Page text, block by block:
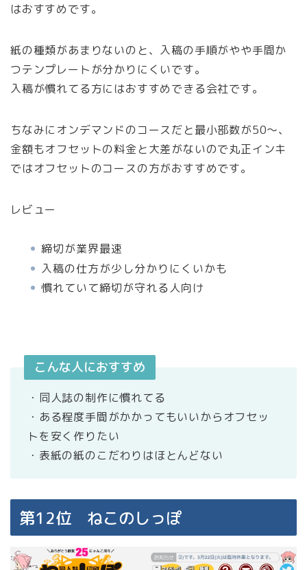
はおすすめです。
紙の種類があまりないのと、入稿の手順がやや手間か
つテンプレートが分かりにくいです。
入稿が慣れてる方にはおすすめできる会社です。
ちなみにオンデマンドのコースだと最小部数が50〜、
金額もオフセットの料金と大差がないので丸正インキ
ではオフセットのコースの方がおすすめです。
レビュー
締切が業界最速
入稿の仕方が少し分かりにくいかも
慣れていて締切が守れる人向け
こんな人におすすめ
・同人誌の制作に慣れてる
・ある程度手間がかかってもいいからオフセッ
トを安く作りたい
・表紙の紙のこだわりはほとんどない
第12位 ねこのしっぽ